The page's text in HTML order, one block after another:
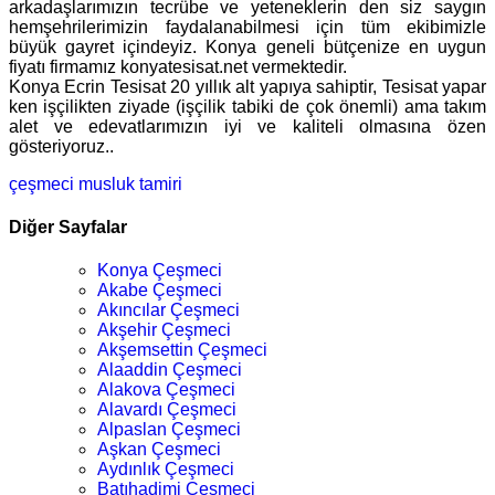
arkadaşlarımızın tecrübe ve yeteneklerin den siz saygın
hemşehrilerimizin faydalanabilmesi için tüm ekibimizle
büyük gayret içindeyiz. Konya geneli bütçenize en uygun
fiyatı firmamız konyatesisat.net vermektedir.
Konya Ecrin Tesisat 20 yıllık alt yapıya sahiptir, Tesisat yapar
ken işçilikten ziyade (işçilik tabiki de çok önemli) ama takım
alet ve edevatlarımızın iyi ve kaliteli olmasına özen
gösteriyoruz..
çeşmeci musluk tamiri
Diğer Sayfalar
Konya Çeşmeci
Akabe Çeşmeci
Akıncılar Çeşmeci
Akşehir Çeşmeci
Akşemsettin Çeşmeci
Alaaddin Çeşmeci
Alakova Çeşmeci
Alavardı Çeşmeci
Alpaslan Çeşmeci
Aşkan Çeşmeci
Aydınlık Çeşmeci
Batıhadimi Çeşmeci